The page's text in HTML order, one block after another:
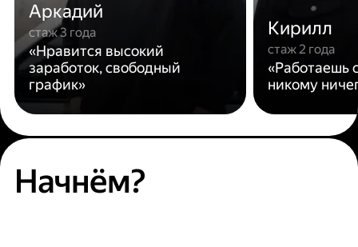
Аркадий
стаж 3 года
«Нравится высокий
заработок, свободный
график»
Кирилл
стаж 2 года
«Работаешь
никому
Начнём?